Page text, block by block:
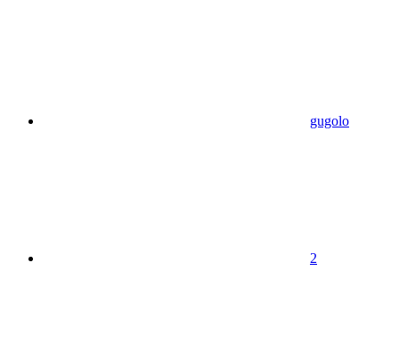
gugolo
2